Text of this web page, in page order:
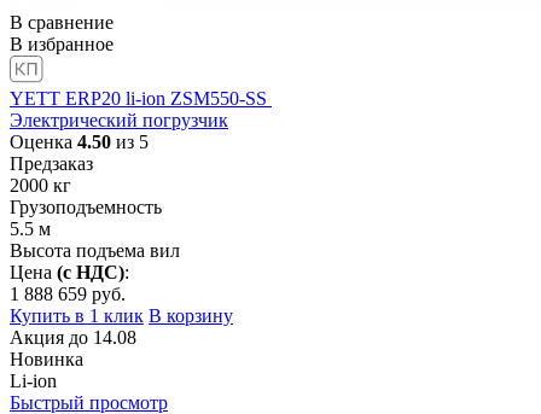
В сравнение
В избранное
YETT ERP20 li-ion ZSM550-SS
Электрический погрузчик
Оценка 4.50 из 5
Предзаказ
2000 кг
Грузоподъемность
5.5 м
Высота подъема вил
Цена (с НДС):
1 888 659 руб.
Купить в 1 клик В корзину
Акция до 14.08
Новинка
Li-ion
Быстрый просмотр